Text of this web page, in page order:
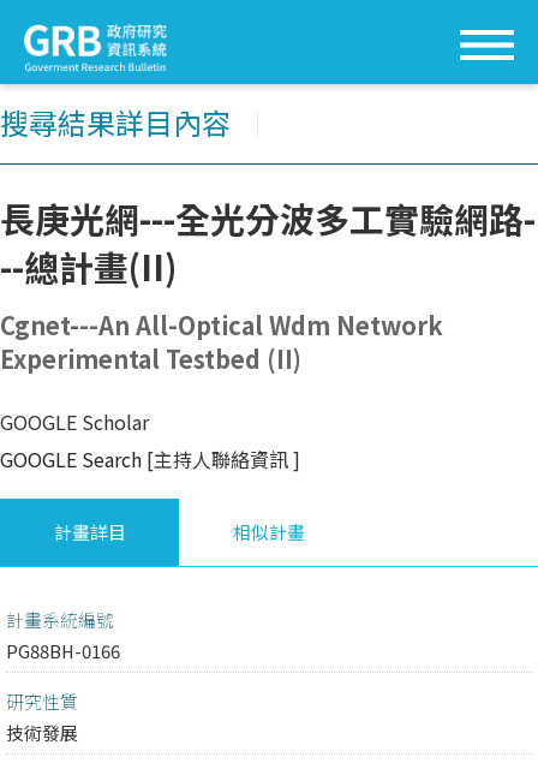
搜尋結果詳目內容
長庚光網---全光分波多工實驗網路-
--總計畫(II)
Cgnet---An All-Optical Wdm Network
Experimental Testbed (II)
GOOGLE Scholar
GOOGLE Search [主持人聯絡資訊]
計畫詳目 相似計畫
計畫系統編號
PG88BH-0166
研究性質
技術發展